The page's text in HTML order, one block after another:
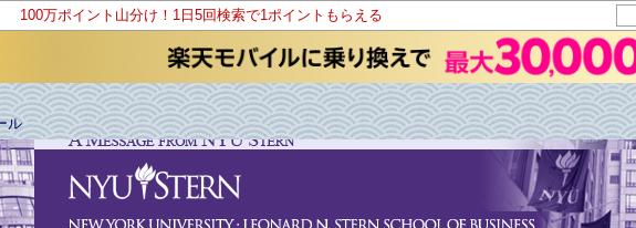
100万ポイント山分け！1日5回検索で1ポイントもらえる
ル